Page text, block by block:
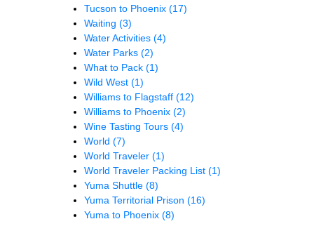
Tucson to Phoenix (17)
Waiting (3)
Water Activities (4)
Water Parks (2)
What to Pack (1)
Wild West (1)
Williams to Flagstaff (12)
Williams to Phoenix (2)
Wine Tasting Tours (4)
World (7)
World Traveler (1)
World Traveler Packing List (1)
Yuma Shuttle (8)
Yuma Territorial Prison (16)
Yuma to Phoenix (8)